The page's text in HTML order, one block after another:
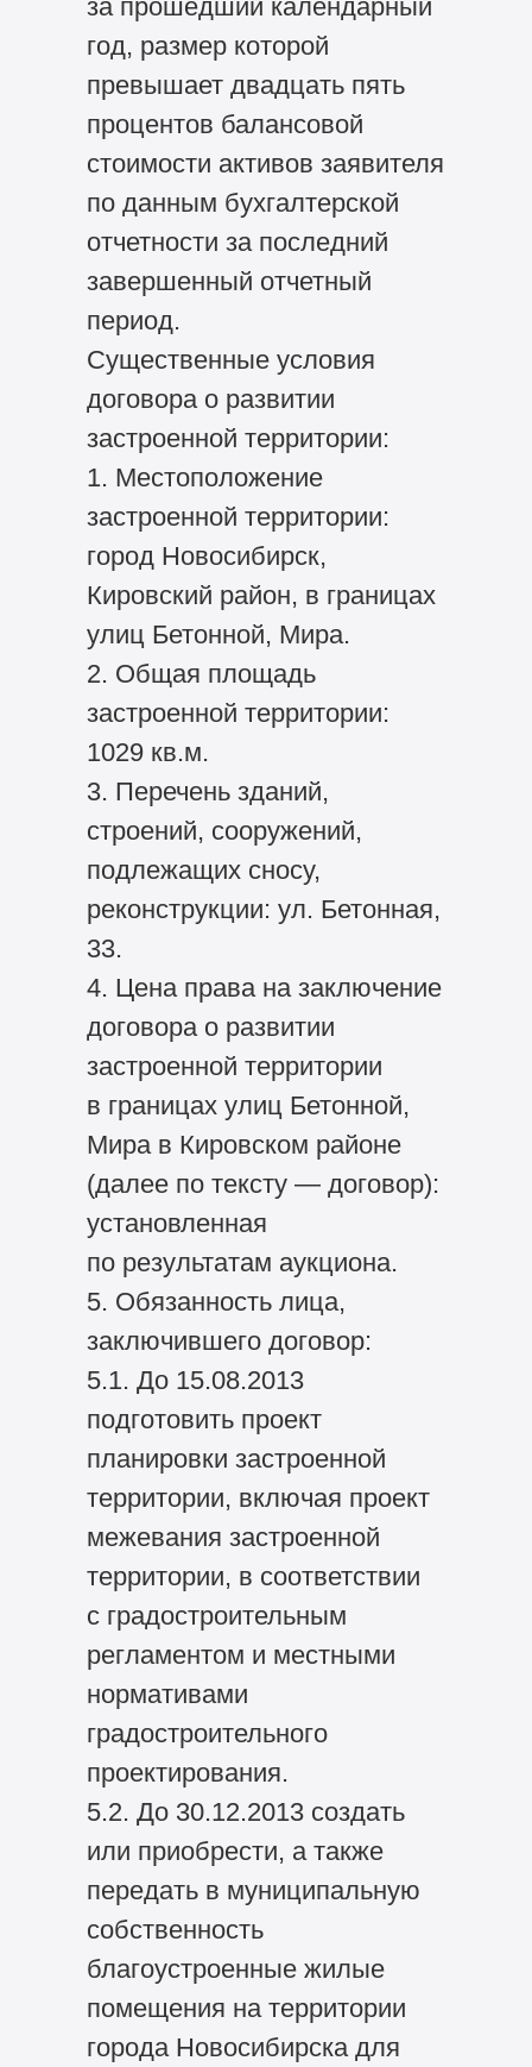
за прошедший календарный
год, размер которой
превышает двадцать пять
процентов балансовой
стоимости активов заявителя
по данным бухгалтерской
отчетности за последний
завершенный отчетный
период.
Существенные условия
договора о развитии
застроенной территории:
1. Местоположение
застроенной территории:
город Новосибирск,
Кировский район, в границах
улиц Бетонной, Мира.
2. Общая площадь
застроенной территории:
1029 кв.м.
3. Перечень зданий,
строений, сооружений,
подлежащих сносу,
реконструкции: ул. Бетонная,
33.
4. Цена права на заключение
договора о развитии
застроенной территории
в границах улиц Бетонной,
Мира в Кировском районе
(далее по тексту — договор):
установленная
по результатам аукциона.
5. Обязанность лица,
заключившего договор:
5.1. До 15.08.2013
подготовить проект
планировки застроенной
территории, включая проект
межевания застроенной
территории, в соответствии
с градостроительным
регламентом и местными
нормативами
градостроительного
проектирования.
5.2. До 30.12.2013 создать
или приобрести, а также
передать в муниципальную
собственность
благоустроенные жилые
помещения на территории
города Новосибирска для